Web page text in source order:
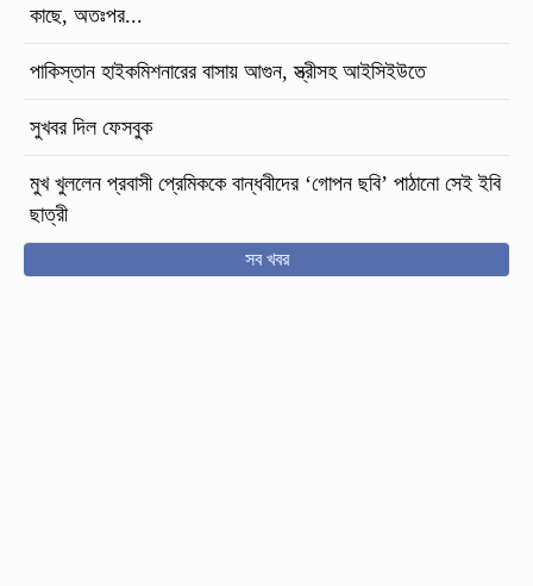
কাছে, অতঃপর...
পাকিস্তান হাইকমিশনারের বাসায় আগুন, স্ত্রীসহ আইসিইউতে
সুখবর দিল ফেসবুক
মুখ খুললেন প্রবাসী প্রেমিককে বান্ধবীদের ‘গোপন ছবি’ পাঠানো সেই ইবি
ছাত্রী
সব খবর